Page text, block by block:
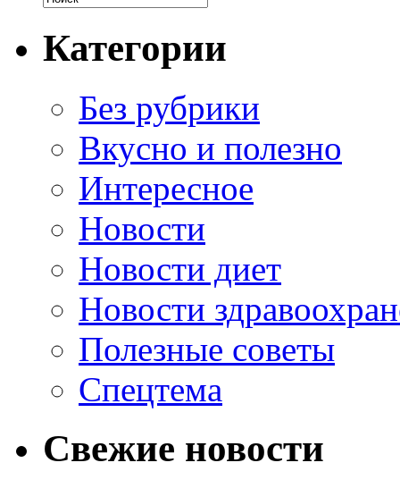
Категории
Без рубрики
Вкусно и полезно
Интересное
Новости
Новости диет
Новости
Полезные советы
Спецтема
Свежие новости